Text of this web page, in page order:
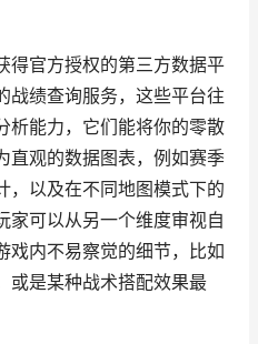
得官方授权的第三方数据平
战绩查询服务，这些平台往
析能力，它们能将你的零散
直观的数据图表，例如赛季
，以及在不同地图模式下的
家可以从另一个维度审视自
戏内不易察觉的细节，比如
或是某种战术搭配效果最